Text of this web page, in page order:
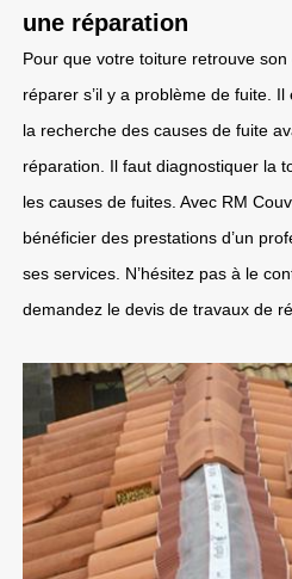
une réparation
Pour que votre toiture retrouve
réparer s’il y a problème de fuite.
la recherche des causes de fuite
réparation. Il faut diagnostiquer la
les causes de fuites. Avec RM
bénéficier des prestations d’un
ses services. N’hésitez pas à le
demandez le devis de travaux de